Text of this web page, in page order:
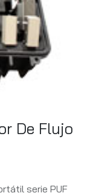
De Flujo
serie PUF